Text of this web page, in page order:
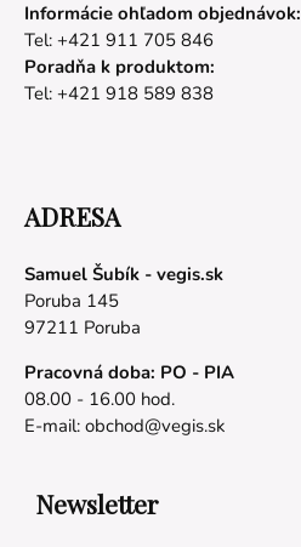
Informácie ohľadom objednávok:
Tel: +421 911 705 846
Poradňa k produktom:
Tel: +421 918 589 838
ADRESA
Samuel Šubík - vegis.sk
Poruba 145
97211 Poruba
Pracovná doba: PO - PIA
08.00 - 16.00 hod.
E-mail: obchod@vegis.sk
Newsletter